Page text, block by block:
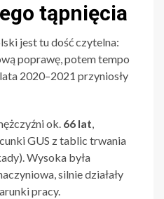
tąpnięcia
jest tu dość czytelna:
poprawę, potem tempo
2020–2021 przyniosły
ok. 66 lat,
GUS z tablic trwania
Wysoka była
silnie działały
pracy.